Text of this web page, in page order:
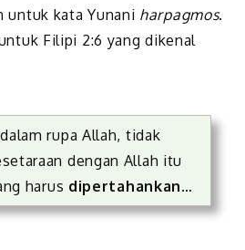
untuk kata Yunani harpagmos.
Filipi 2:6 yang dikenal
rupa Allah, tidak
dengan Allah itu
harus dipertahankan…